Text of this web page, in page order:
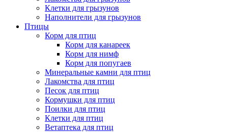
Клетки для грызунов
Наполнители для грызунов
Птицы
Корм для птиц
Корм для канареек
Корм для нимф
Корм для попугаев
Минеральные камни для птиц
Лакомства для птиц
Песок для птиц
Кормушки для птиц
Поилки для птиц
Клетки для птиц
Ветаптека для птиц